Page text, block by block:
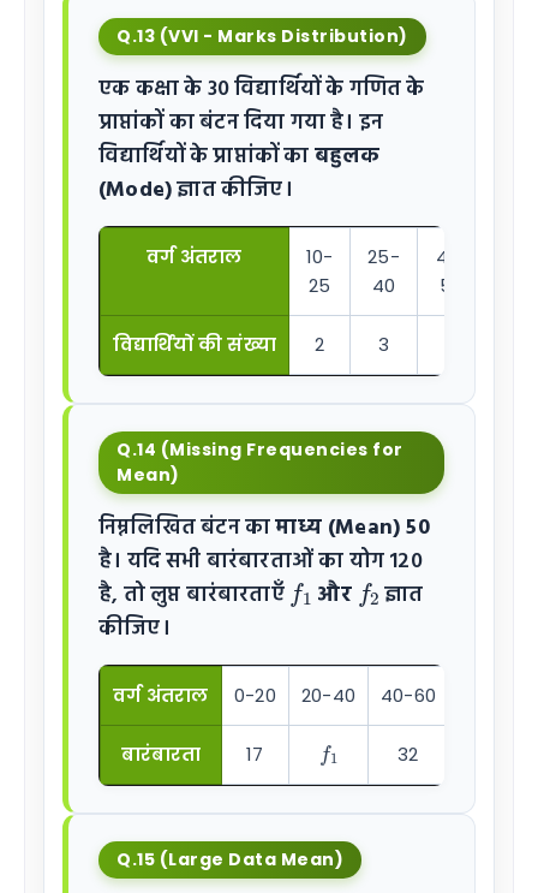
Q.13 (VVI - Marks Distribution)
एक कक्षा के 30 विद्यार्थियों के गणित के
प्राप्तांकों का बंटन दिया गया है। इन
विद्यार्थियों के प्राप्तांकों काबहुलक
(Mode)ज्ञात कीजिए।
वर्ग अंतराल
10-
25
25-
40
40-
55
विद्यार्थियों की संख्या 2 3
Q.14 (Missing Frequencies for
Mean)
निम्नलिखित बंटन कामाध्य (Mean) 50
है। यदि सभी बारंबारताओं का योग 120
है, तो लुप्त बारंबारताएँ
f1
और
f2
ज्ञात
कीजिए।
वर्ग अंतराल 0-20 20-40 40-60
बारंबारता 17
f1
32
Q.15 (Large Data Mean)